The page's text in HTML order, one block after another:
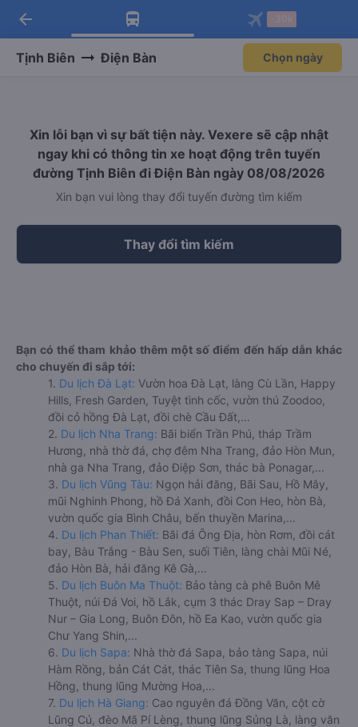
Tải app Vexere ngay!
Nhận ưu đãi thành viên độc
Mở app
Tải app Vexere
-30k/ghế khi đặt vé máy bay qua
Mở app
arrow_back
Tịnh Biên Điện Bàn Chọn ngày
Xin lỗi bạn vì sự bất tiện này. Vexere sẽ cập nhật
ngay khi có thông tin xe hoạt động trên tuyến
đường Tịnh Biên đi Điện Bàn ngày 08/08/2026
Xin bạn vui lòng thay đổi tuyến đường tìm kiếm
Thay đổi tìm kiếm
Bạn có thể tham khảo thêm một số điểm đến hấp dẫn khác
cho chuyến đi sắp tới:
1. Du lịch Đà Lạt: Vườn hoa Đà Lạt, làng Cù Lần, Happy
Hills, Fresh Garden, Tuyệt tình cốc, vườn thú Zoodoo,
đồi cỏ hồng Đà Lạt, đồi chè Cầu Đất,...
2. Du lịch Nha Trang: Bãi biển Trần Phú, tháp Trầm
Hương, nhà thờ đá, chợ đêm Nha Trang, đảo Hòn Mun,
nhà ga Nha Trang, đảo Điệp Sơn, thác bà Ponagar,...
3. Du lịch Vũng Tàu: Ngọn hải đăng, Bãi Sau, Hồ Mây,
mũi Nghinh Phong, hồ Đá Xanh, đồi Con Heo, hòn Bà,
vườn quốc gia Bình Châu, bến thuyền Marina,...
4. Du lịch Phan Thiết: Bãi đá Ông Địa, hòn Rơm, đồi cát
bay, Bàu Trắng - Bàu Sen, suối Tiên, làng chài Mũi Né,
đảo Hòn Bà, hải đăng Kê Gà,...
5. Du lịch Buôn Ma Thuột: Bảo tàng cà phê Buôn Mê
Thuột, núi Đá Voi, hồ Lắk, cụm 3 thác Dray Sap – Dray
Nur – Gia Long, Buôn Đôn, hồ Ea Kao, vườn quốc gia
Chư Yang Shin,...
6. Du lịch Sapa: Nhà thờ đá Sapa, bảo tàng Sapa, núi
Hàm Rồng, bản Cát Cát, thác Tiên Sa, thung lũng Hoa
Hồng, thung lũng Mường Hoa,...
7. Du lịch Hà Giang: Cao nguyên đá Đồng Văn, cột cờ
Lũng Cú, đèo Mã Pí Lèng, thung lũng Sủng Là, làng văn